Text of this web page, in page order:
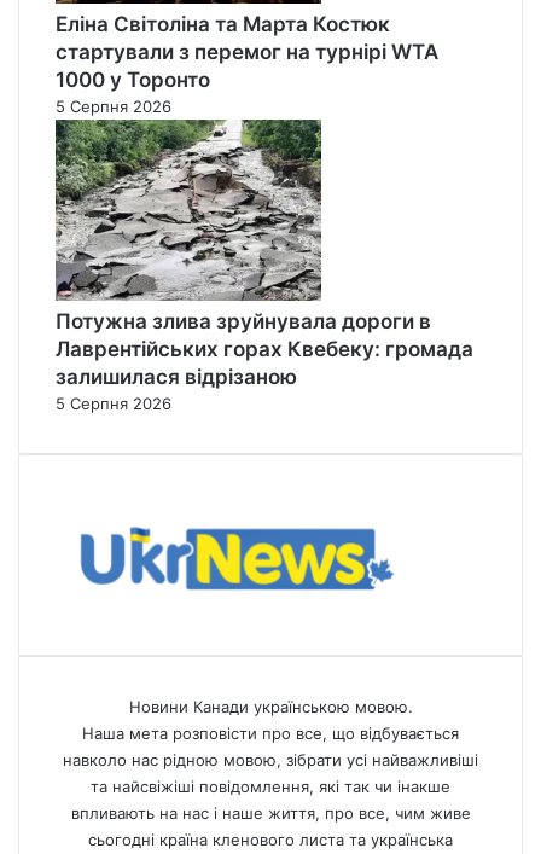
Еліна Світоліна та Марта Костюк
стартували з перемог на турнірі WTA
1000 у Торонто
5 Серпня 2026
Потужна злива зруйнувала дороги в
Лаврентійських горах Квебеку: громада
залишилася відрізаною
5 Серпня 2026
Новини Канади українською мовою.
Наша мета розповісти про все, що відбувається
навколо нас рідною мовою, зібрати усі найважливіші
та найсвіжіші повідомлення, які так чи інакше
впливають на нас і наше життя, про все, чим живе
сьогодні країна кленового листа та українська